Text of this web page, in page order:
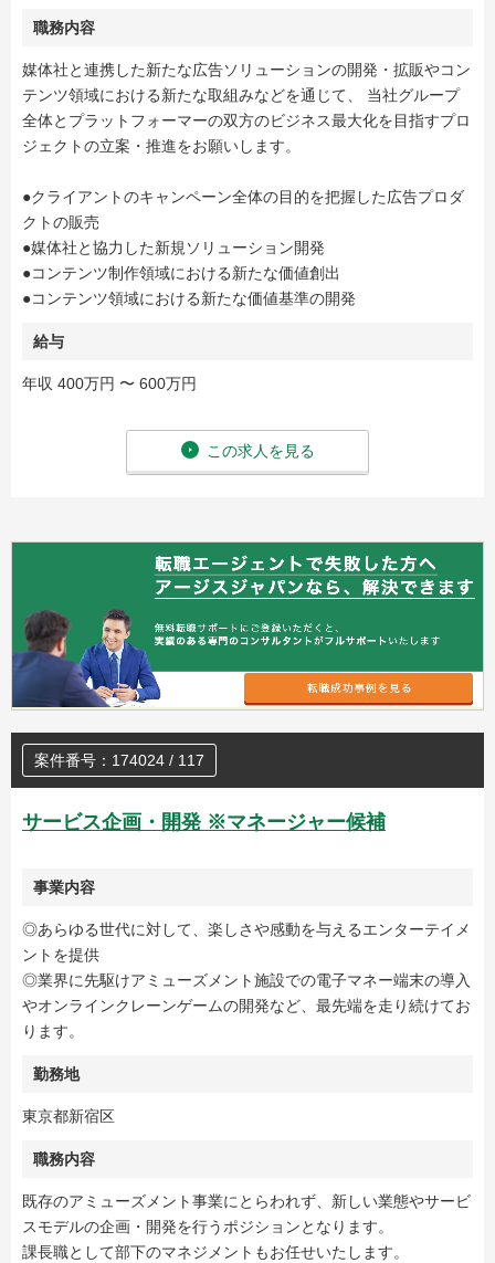
職務内容
媒体社と連携した新たな広告ソリューションの開発・拡販やコン
テンツ領域における新たな取組みなどを通じて、 当社グループ
全体とプラットフォーマーの双方のビジネス最大化を目指すプロ
ジェクトの立案・推進をお願いします。
●クライアントのキャンペーン全体の目的を把握した広告プロダ
クトの販売
●媒体社と協力した新規ソリューション開発
●コンテンツ制作領域における新たな価値創出
●コンテンツ領域における新たな価値基準の開発
給与
年収 400万円 〜 600万円
この求人を見る
案件番号：174024 / 117
サービス企画・開発 ※マネージャー候補
事業内容
◎あらゆる世代に対して、楽しさや感動を与えるエンターテイメ
ントを提供
◎業界に先駆けアミューズメント施設での電子マネー端末の導入
やオンラインクレーンゲームの開発など、最先端を走り続けてお
ります。
勤務地
東京都新宿区
職務内容
既存のアミューズメント事業にとらわれず、新しい業態やサービ
スモデルの企画・開発を行うポジションとなります。
課長職として部下のマネジメントもお任せいたします。